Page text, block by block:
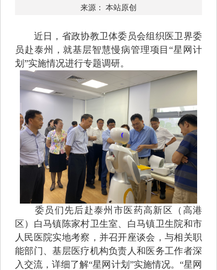
来源： 本站原创
近日，省政协教卫体委员会组织医卫界委
员赴泰州，就基层智慧慢病管理项目“星网计
划”实施情况进行专题调研。
委员们先后赴泰州市医药高新区（高港
区）白马镇陈家村卫生室、白马镇卫生院和市
人民医院实地考察，并召开座谈会，与相关职
能部门、基层医疗机构负责人和医务工作者深
入交流，详细了解“星网计划”实施情况。“星网